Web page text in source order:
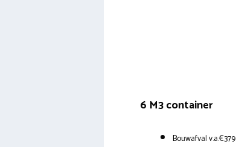
6 M3 container
Bouwafval v.a.€379